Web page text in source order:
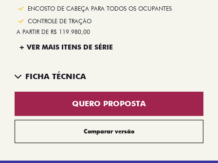
ENCOSTO DE CABEÇA PARA TODOS OS OCUPANTES
CONTROLE DE TRAÇÃO
A PARTIR DE R$ 119.980,00
+ VER MAIS ITENS DE SÉRIE
FICHA TÉCNICA
QUERO PROPOSTA
Comparar versão